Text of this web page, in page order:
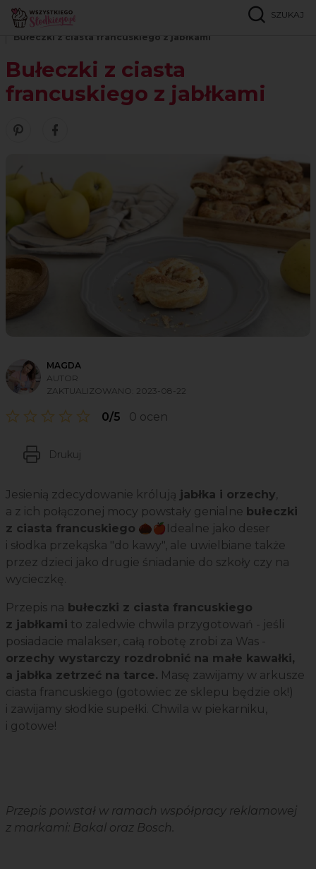
SZUKAJ
Strona główna
Ciasta francuskie i półfrancuskie
Bułeczki z ciasta francuskiego z jabłkami
Bułeczki z ciasta
francuskiego z jabłkami
Zobacz nasze piny w serwisie Pinterest
Udostępnij ten przepis w serwisie Facebook
MAGDA
AUTOR
ZAKTUALIZOWANO: 2023-08-22
0/5 0 ocen
Drukuj
Jesienią zdecydowanie królują jabłka i orzechy,
a z ich połączonej mocy powstały genialne bułeczki
z ciasta francuskiego 🌰🍎Idealne jako deser
i słodka przekąska "do kawy", ale uwielbiane także
przez dzieci jako drugie śniadanie do szkoły czy na
wycieczkę.
Przepis na bułeczki z ciasta francuskiego
z jabłkami to zaledwie chwila przygotowań - jeśli
posiadacie malakser, całą robotę zrobi za Was -
orzechy wystarczy rozdrobnić na małe kawałki,
a jabłka zetrzeć na tarce. Masę zawijamy w arkusze
ciasta francuskiego (gotowiec ze sklepu będzie ok!)
i zawijamy słodkie supełki. Chwila w piekarniku,
i gotowe!
Przepis powstał w ramach współpracy reklamowej
z markami: Bakal oraz Bosch.